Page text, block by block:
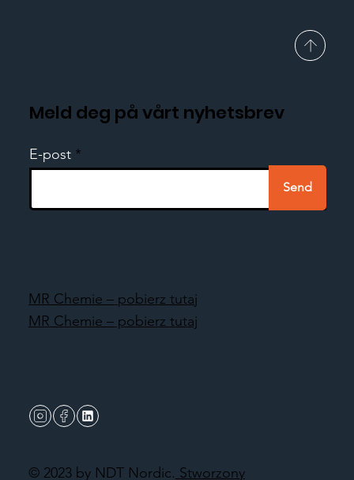
Meld deg på vårt nyhetsbrev
E-post
Send
© 2023 by NDT Nordic. Stworzony
MR Chemie – pobierz tutaj
MR Chemie – pobierz tutaj